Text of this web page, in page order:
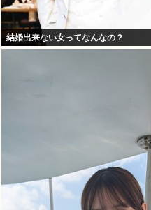
結婚出来ない女ってなんなの？